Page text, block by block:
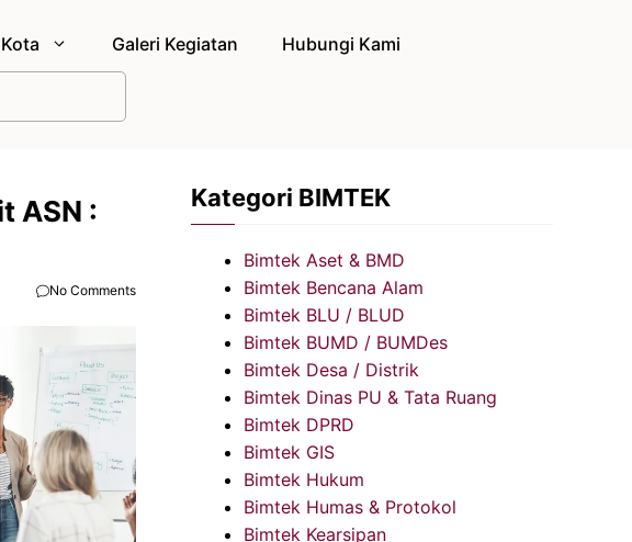
Galeri Kegiatan
Hubungi Kami
ASN :
No Comments
Kategori BIMTEK
Bimtek Aset & BMD
Bimtek Bencana Alam
Bimtek BLU / BLUD
Bimtek BUMD / BUMDes
Bimtek Desa / Distrik
Bimtek Dinas PU & Tata Ruang
Bimtek DPRD
Bimtek GIS
Bimtek Hukum
Bimtek Humas & Protokol
Bimtek Kearsipan